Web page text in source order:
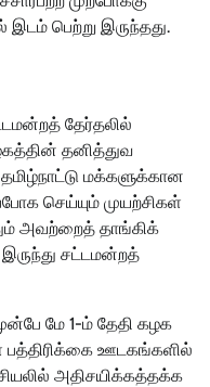
பெற்று இருந்தது.
தேர்தலில்
தனித்துவ
மக்களுக்கான
செய்யும் முயற்சிகள்
அவற்றைத் தாங்கிக்
இருந்து சட்டமன்றத்
மே 1-ம் தேதி கழக
ஊடகங்களில்
அதிசயிக்கத்தக்க